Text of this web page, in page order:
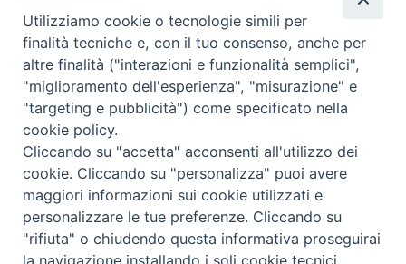
Privacy Policy Trasparenza
Termini e Condizioni
Informativa per il trattamento dei dati personali
Utilizziamo cookie o tecnologie simili per
finalità tecniche e, con il tuo consenso, anche per
altre finalità ("interazioni e funzionalità semplici",
"miglioramento dell'esperienza", "misurazione" e
"targeting e pubblicità") come specificato nella
cookie policy.
Cliccando su "accetta" acconsenti all'utilizzo dei
cookie. Cliccando su "personalizza" puoi avere
maggiori informazioni sui cookie utilizzati e
personalizzare le tue preferenze. Cliccando su
"rifiuta" o chiudendo questa informativa proseguirai